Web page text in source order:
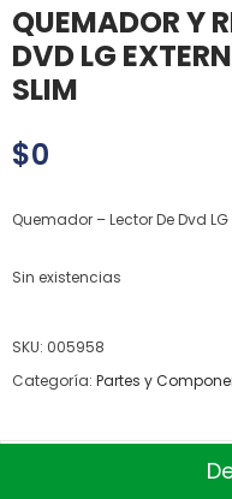
QUEMADOR Y
DVD LG
SLIM
$0
Quemador – Lector De Dvd
Sin existencias
SKU: 005958
Categoría: Partes y